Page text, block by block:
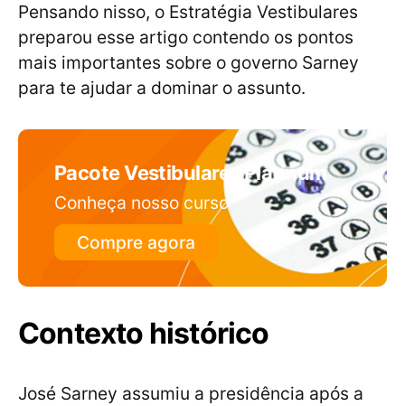
Pensando nisso, o Estratégia Vestibulares
preparou esse artigo contendo os pontos
mais importantes sobre o governo Sarney
para te ajudar a dominar o assunto.
Pacote Vestibulares Platinum
Conheça nosso curso
Compre agora
Contexto histórico
José Sarney assumiu a presidência após a